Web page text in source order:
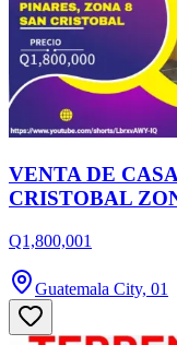
VENTA DE
CRISTOBAL
Q1,800,001
Guatemala City, 01